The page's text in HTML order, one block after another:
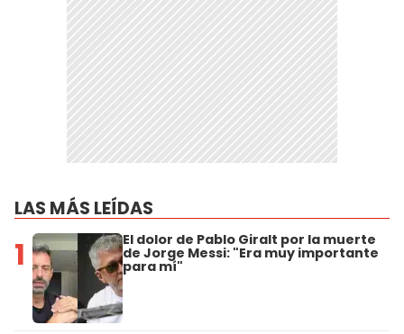
LAS MÁS LEÍDAS
1 El dolor de Pablo Giralt por la muerte
de Jorge Messi: "Era muy importante
para mí"